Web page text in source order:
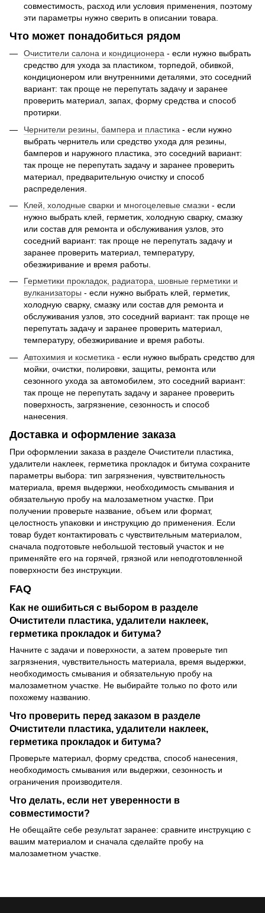
совместимость, расход или условия применения, поэтому
эти параметры нужно сверить в описании товара.
Что может понадобиться рядом
Очистители салона и кондиционера - если нужно выбрать
средство для ухода за пластиком, торпедой, обивкой,
кондиционером или внутренними деталями, это соседний
вариант: так проще не перепутать задачу и заранее
проверить материал, запах, форму средства и способ
протирки.
Чернители резины, бампера и пластика - если нужно
выбрать чернитель или средство ухода для резины,
бамперов и наружного пластика, это соседний вариант:
так проще не перепутать задачу и заранее проверить
материал, предварительную очистку и способ
распределения.
Клей, холодные сварки и многоцелевые смазки - если
нужно выбрать клей, герметик, холодную сварку, смазку
или состав для ремонта и обслуживания узлов, это
соседний вариант: так проще не перепутать задачу и
заранее проверить материал, температуру,
обезжиривание и время работы.
Герметики прокладок, радиатора, шовные герметики и
вулканизаторы - если нужно выбрать клей, герметик,
холодную сварку, смазку или состав для ремонта и
обслуживания узлов, это соседний вариант: так проще не
перепутать задачу и заранее проверить материал,
температуру, обезжиривание и время работы.
Автохимия и косметика - если нужно выбрать средство для
мойки, очистки, полировки, защиты, ремонта или
сезонного ухода за автомобилем, это соседний вариант:
так проще не перепутать задачу и заранее проверить
поверхность, загрязнение, сезонность и способ
нанесения.
Доставка и оформление заказа
При оформлении заказа в разделе Очистители пластика,
удалители наклеек, герметика прокладок и битума сохраните
параметры выбора: тип загрязнения, чувствительность
материала, время выдержки, необходимость смывания и
обязательную пробу на малозаметном участке. При
получении проверьте название, объем или формат,
целостность упаковки и инструкцию до применения. Если
товар будет контактировать с чувствительным материалом,
сначала подготовьте небольшой тестовый участок и не
применяйте его на горячей, грязной или неподготовленной
поверхности без инструкции.
FAQ
Как не ошибиться с выбором в разделе
Очистители пластика, удалители наклеек,
герметика прокладок и битума?
Начните с задачи и поверхности, а затем проверьте тип
загрязнения, чувствительность материала, время выдержки,
необходимость смывания и обязательную пробу на
малозаметном участке. Не выбирайте только по фото или
похожему названию.
Что проверить перед заказом в разделе
Очистители пластика, удалители наклеек,
герметика прокладок и битума?
Проверьте материал, форму средства, способ нанесения,
необходимость смывания или выдержки, сезонность и
ограничения производителя.
Что делать, если нет уверенности в
совместимости?
Не обещайте себе результат заранее: сравните инструкцию с
вашим материалом и сначала сделайте пробу на
малозаметном участке.